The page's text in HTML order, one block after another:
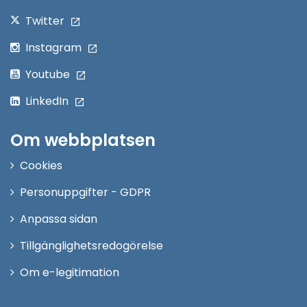
Twitter
Instagram
Youtube
LinkedIn
Om webbplatsen
Cookies
Personuppgifter - GDPR
Anpassa sidan
Tillgänglighetsredogörelse
Om e-legitimation